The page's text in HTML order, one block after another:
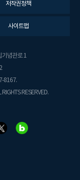
저작권정책
사이트맵
기념관로 1
8167.
RESERVED.